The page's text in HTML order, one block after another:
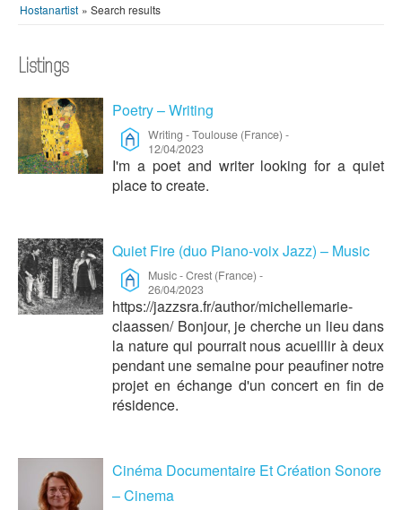
Hostanartist » Search results
Listings
Poetry – Writing
Writing -Toulouse (France) -
12/04/2023
I'm a poet and writer looking for a quiet
place to create.
Quiet Fire (duo Piano-voix Jazz) – Music
Music-Crest (France) -
26/04/2023
https://jazzsra.fr/author/michellemarie-
claassen/ Bonjour, je cherche un lieu dans
la nature qui pourrait nous acueillir à deux
pendant une semaine pour peaufiner notre
projet en échange d'un concert en fin de
résidence.
Cinéma Documentaire Et Création Sonore
– Cinema